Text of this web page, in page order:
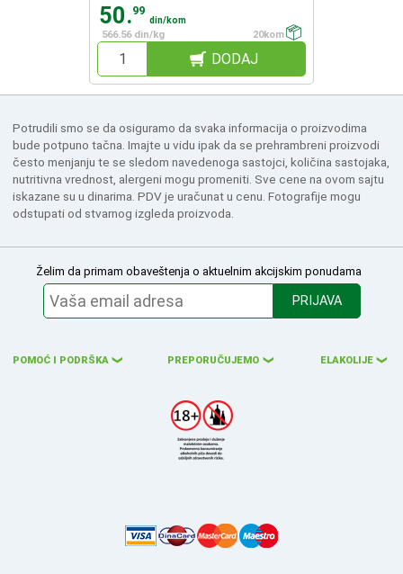
50.99
din/kom
566.56 din/kg
20kom
DODAJ
Potrudili smo se da osiguramo da svaka informacija o proizvodima
bude potpuno tačna. Imajte u vidu ipak da se prehrambreni proizvodi
često menjanju te se sledom navedenoga sastojci, količina sastojaka,
nutritivna vrednost, alergeni mogu promeniti. Sve cene na ovom sajtu
iskazane su u dinarima. PDV je uračunat u cenu. Fotografije mogu
odstupati od stvarnog izgleda proizvoda.
Želim da primam obaveštenja o aktuelnim akcijskim ponudama
PRIJAVA
POMOĆ I PODRŠKA ❮ PREPORUČUJEMO ❮ ELAKOLIJE ❮